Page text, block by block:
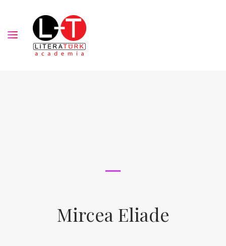
Mircea Eliade